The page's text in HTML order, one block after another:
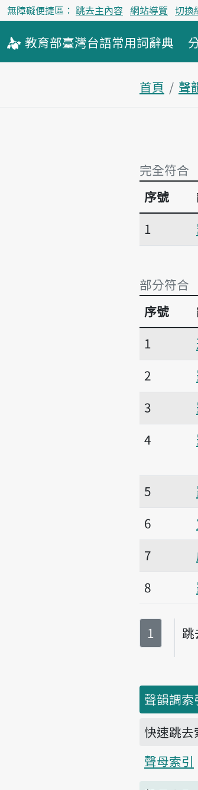
無障礙便捷區： 跳去主內容 網站導覽 切換
教育部臺灣台語常用詞辭典
首頁 聲
完全符合
完全符合
序號
1
部分符合
部分符合
序號
1
2
3
4
5
6
7
8
第
1 跳
頁
聲韻調索
快速跳去
聲母索引